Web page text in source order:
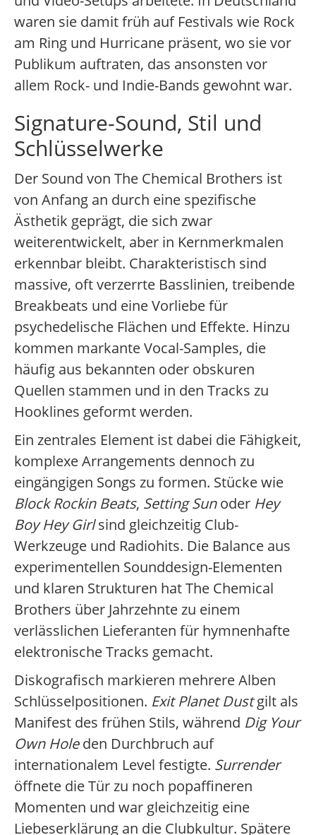
waren sie damit früh auf Festivals wie Rock
am Ring und Hurricane präsent, wo sie vor
Publikum auftraten, das ansonsten vor
allem Rock- und Indie-Bands gewohnt war.
Signature-Sound, Stil und
Schlüsselwerke
Der Sound von The Chemical Brothers ist
von Anfang an durch eine spezifische
Ästhetik geprägt, die sich zwar
weiterentwickelt, aber in Kernmerkmalen
erkennbar bleibt. Charakteristisch sind
massive, oft verzerrte Basslinien, treibende
Breakbeats und eine Vorliebe für
psychedelische Flächen und Effekte. Hinzu
kommen markante Vocal-Samples, die
häufig aus bekannten oder obskuren
Quellen stammen und in den Tracks zu
Hooklines geformt werden.
Ein zentrales Element ist dabei die Fähigkeit,
komplexe Arrangements dennoch zu
eingängigen Songs zu formen. Stücke wie
Block Rockin Beats, Setting Sunoder Hey
Boy Hey Girlsind gleichzeitig Club-
Werkzeuge und Radiohits. Die Balance aus
experimentellen Sounddesign-Elementen
und klaren Strukturen hat The Chemical
Brothers über Jahrzehnte zu einem
verlässlichen Lieferanten für hymnenhafte
elektronische Tracks gemacht.
Diskografisch markieren mehrere Alben
Schlüsselpositionen. Exit Planet Dustgilt als
Manifest des frühen Stils, während Dig Your
Own Holeden Durchbruch auf
internationalem Level festigte. Surrender
öffnete die Tür zu noch popaffineren
Momenten und war gleichzeitig eine
Liebeserklärung an die Clubkultur. Spätere